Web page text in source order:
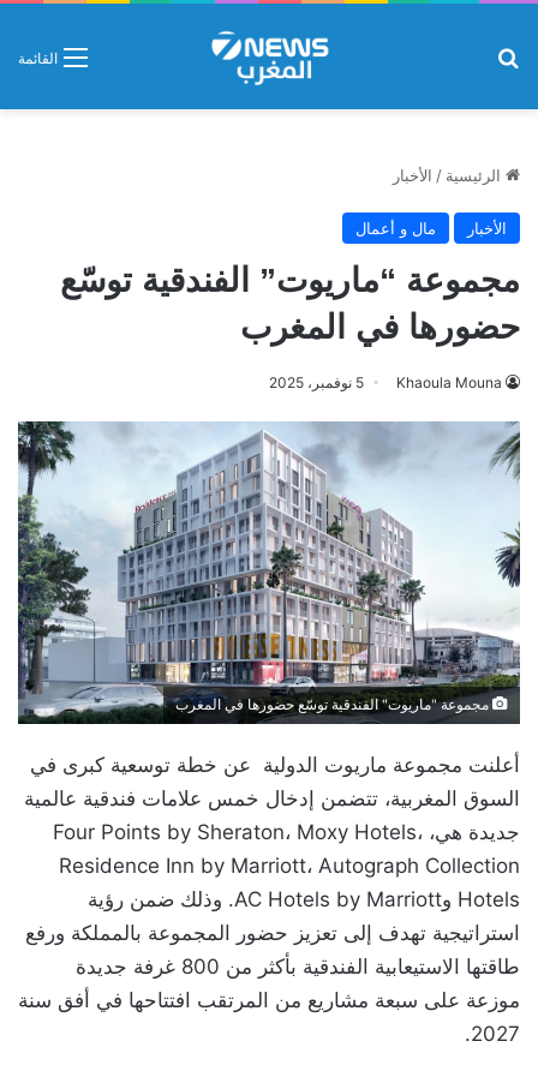
القائمة
الرئيسية / الأخبار
الأخبار مال و أعمال
مجموعة “ماريوت” الفندقية توسّع
حضورها في المغرب
Khaoula Mouna 5 نوفمبر، 2025
مجموعة "ماريوت" الفندقية توسّع حضورها في المغرب
أعلنت مجموعة ماريوت الدولية عن خطة توسعية كبرى في
السوق المغربية، تتضمن إدخال خمس علامات فندقية عالمية
جديدة هي، Four Points by Sheraton، Moxy Hotels،
Residence Inn by Marriott، Autograph Collection
Hotels وAC Hotels by Marriott. وذلك ضمن رؤية
استراتيجية تهدف إلى تعزيز حضور المجموعة بالمملكة ورفع
طاقتها الاستيعابية الفندقية بأكثر من 800 غرفة جديدة
موزعة على سبعة مشاريع من المرتقب افتتاحها في أفق سنة
2027.